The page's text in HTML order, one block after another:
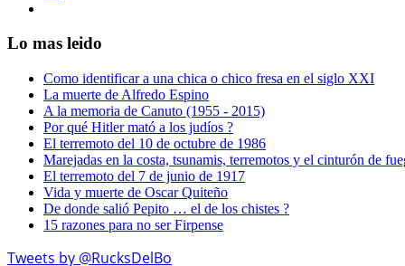
Lo mas leido
Como identificar a una chica o chico fresa en el siglo XXI
La muerte de Alfredo Espino
A la memoria de Canuto (1955 - 2015)
Por qué Hitler mató a los judíos ?
El terremoto del 10 de octubre de 1986
Marejadas en la costa, tsunamis, terremotos y el cinturón de
El terremoto del 7 de junio de 1917
Vida y muerte de Oscar Quiteño
De donde salió Pepito … el de los chistes ?
15 razones para no ser Firpense
Tweets by @RucksDelBo